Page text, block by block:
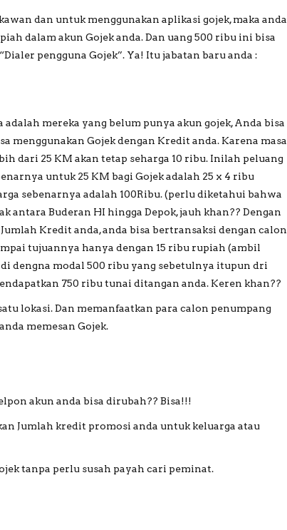
dan untuk menggunakan aplikasi gojek, maka anda
dalam akun Gojek anda. Dan uang 500 ribu ini bisa
pengguna Gojek”. Ya! Itu jabatan baru anda :
adalah mereka yang belum punya akun gojek, Anda bisa
menggunakan Gojek dengan Kredit anda. Karena masa
dari 25 KM akan tetap seharga 10 ribu. Inilah peluang
untuk 25 KM bagi Gojek adalah 25 x 4 ribu
sebenarnya adalah 100Ribu. (perlu diketahui bahwa
antara Buderan HI hingga Depok, jauh khan?? Dengan
Kredit anda, anda bisa bertransaksi dengan calon
tujuannya hanya dengan 15 ribu rupiah (ambil
dengna modal 500 ribu yang sebetulnya itupun dri
750 ribu tunai ditangan anda. Keren khan??
lokasi. Dan memanfaatkan para calon penumpang
memesan Gojek.
akun anda bisa dirubah?? Bisa!!!
Jumlah kredit promosi anda untuk keluarga atau
tanpa perlu susah payah cari peminat.